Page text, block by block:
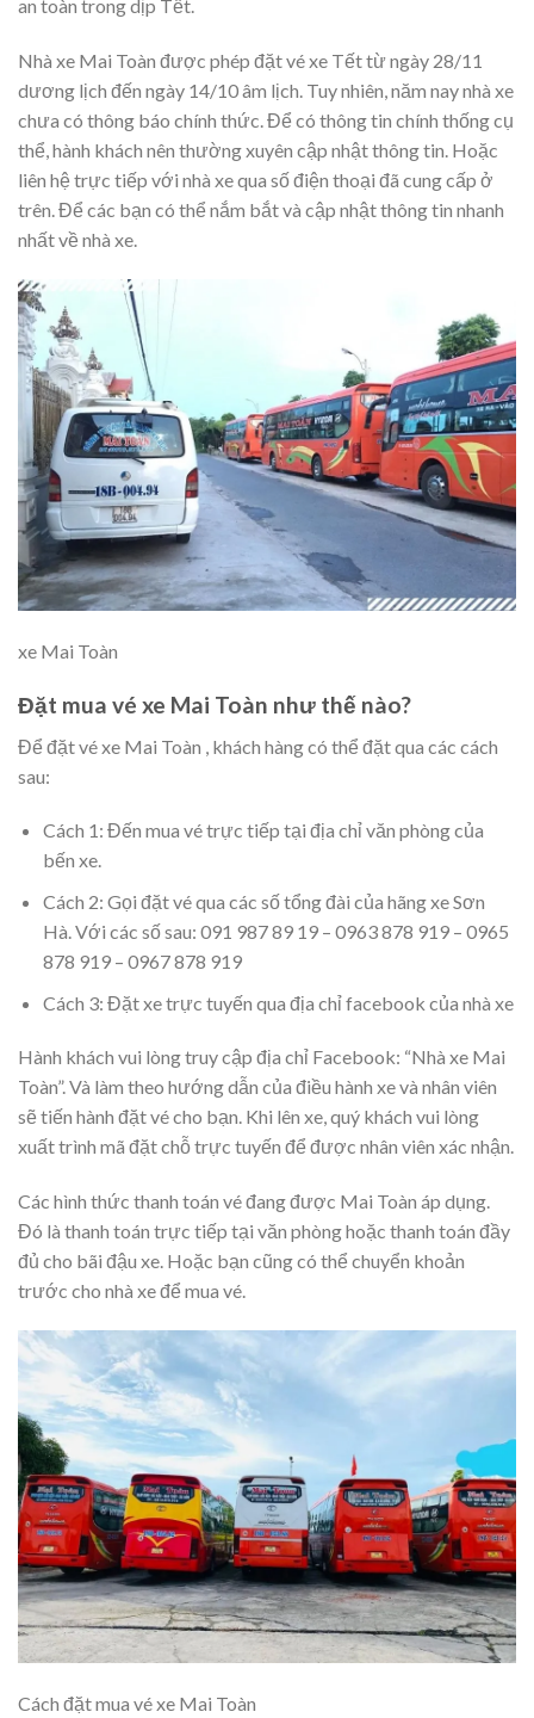
an toàn trong dịp Tết.
Nhà xe Mai Toàn được phép đặt vé xe Tết từ ngày 28/11
dương lịch đến ngày 14/10 âm lịch. Tuy nhiên, năm nay nhà xe
chưa có thông báo chính thức. Để có thông tin chính thống cụ
thể, hành khách nên thường xuyên cập nhật thông tin. Hoặc
liên hệ trực tiếp với nhà xe qua số điện thoại đã cung cấp ở
trên. Để các bạn có thể nắm bắt và cập nhật thông tin nhanh
nhất về nhà xe.
xe Mai Toàn
Đặt mua vé xe Mai Toàn như thế nào?
Để đặt vé xe Mai Toàn , khách hàng có thể đặt qua các cách
sau:
Cách 1: Đến mua vé trực tiếp tại địa chỉ văn phòng của
bến xe.
Cách 2: Gọi đặt vé qua các số tổng đài của hãng xe Sơn
Hà. Với các số sau: 091 987 89 19 – 0963 878 919 – 0965
878 919 – 0967 878 919
Cách 3: Đặt xe trực tuyến qua địa chỉ facebook của nhà xe
Hành khách vui lòng truy cập địa chỉ Facebook: “Nhà xe Mai
Toàn”. Và làm theo hướng dẫn của điều hành xe và nhân viên
sẽ tiến hành đặt vé cho bạn. Khi lên xe, quý khách vui lòng
xuất trình mã đặt chỗ trực tuyến để được nhân viên xác nhận.
Các hình thức thanh toán vé đang được Mai Toàn áp dụng.
Đó là thanh toán trực tiếp tại văn phòng hoặc thanh toán đầy
đủ cho bãi đậu xe. Hoặc bạn cũng có thể chuyển khoản
trước cho nhà xe để mua vé.
Cách đặt mua vé xe Mai Toàn